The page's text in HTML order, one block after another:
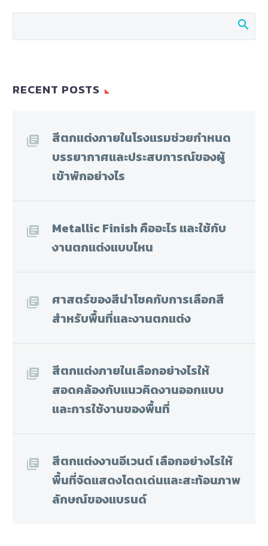
RECENT POSTS
สีตกแต่งภายในโรงแรมช่วยกำหนด
บรรยากาศและประสบการณ์ของผู้
เข้าพักอย่างไร
Metallic Finish คืออะไร และใช้กับ
งานตกแต่งแบบไหน
ศาสตร์ของสีนำโชคกับการเลือกสี
สำหรับพื้นที่และงานตกแต่ง
สีตกแต่งภายในเลือกอย่างไรให้
สอดคล้องกับแนวคิดงานออกแบบ
และการใช้งานของพื้นที่
สีตกแต่งงานอีเวนต์ เลือกอย่างไรให้
พื้นที่จัดแสดงโดดเด่นและสะท้อนภาพ
ลักษณ์ของแบรนด์